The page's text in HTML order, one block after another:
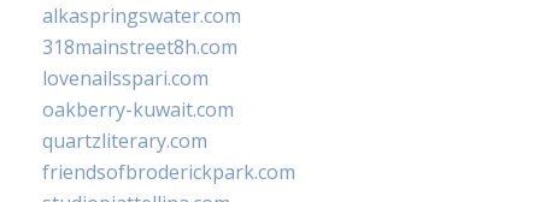
alkaspringswater.com
318mainstreet8h.com
lovenailsspari.com
oakberry-kuwait.com
quartzliterary.com
friendsofbroderickpark.com